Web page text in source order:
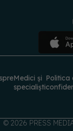
Medici și
specialiști
Politica
© 2026 PRESS